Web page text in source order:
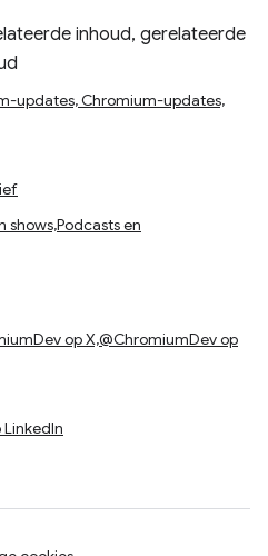
inhoud, gerelateerde
updates, Chromium-updates,
shows,Podcasts en
op X,@ChromiumDev op